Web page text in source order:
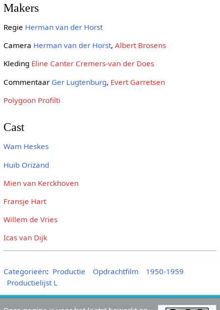
Makers
Regie Herman van der Horst
Camera Herman van der Horst, Albert Brosens
Kleding Eline Canter Cremers-van der Does
Commentaar Ger Lugtenburg, Evert Garretsen
Polygoon Profilti
Cast
Wam Heskes
Huib Orizand
Mien van Kerckhoven
Fransje Hart
Willem de Vries
Icas van Dijk
Categorieën: Productie Opdrachtfilm
1950-1959
Productielijst L